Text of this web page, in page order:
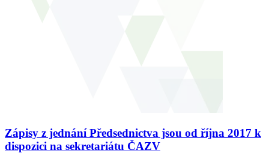
Zápisy z jednání Předsednictva jsou od října 2017 k
dispozici na sekretariátu ČAZV